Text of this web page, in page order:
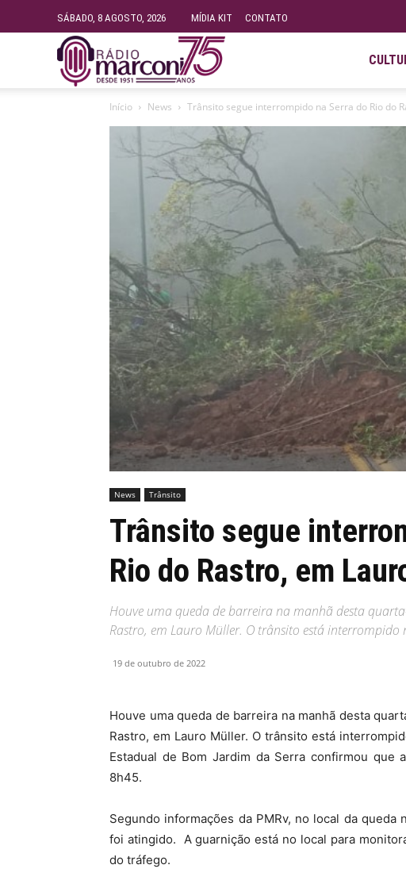
SÁBADO, 8 AGOSTO, 2026 MÍDIA KIT CONTATO
Fundação
Marconi
–
FM
99.9
MHZ
Início News Trânsito segue interrompido na Serra do Rio do
News Trânsito
Trânsito segue
Rio do Rastro, em
Houve uma queda de barreira na manhã desta
Rastro, em Lauro Müller. O trânsito está
19 de outubro de 2022
Houve uma queda de barreira na manhã desta
Rastro, em Lauro Müller. O trânsito está
Estadual de Bom Jardim da Serra confirmou que
8h45.
Segundo informações da PMRv, no local da
foi atingido. A guarnição está no local para
do tráfego.